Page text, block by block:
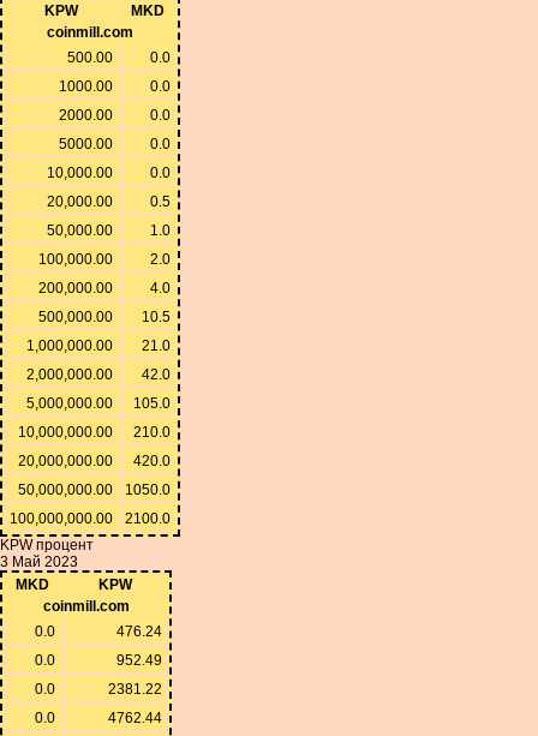
KPW
MKD
coinmill.com
500.00
0.0
1000.00
0.0
2000.00
0.0
5000.00
0.0
10,000.00
0.0
20,000.00
0.5
50,000.00
1.0
100,000.00
2.0
200,000.00
4.0
500,000.00
10.5
1,000,000.00
21.0
2,000,000.00
42.0
5,000,000.00
105.0
10,000,000.00
210.0
20,000,000.00
420.0
50,000,000.00
1050.0
100,000,000.00
2100.0
KPW процент
3 Май 2023
MKD
KPW
coinmill.com
0.0
476.24
0.0
952.49
0.0
2381.22
0.0
4762.44